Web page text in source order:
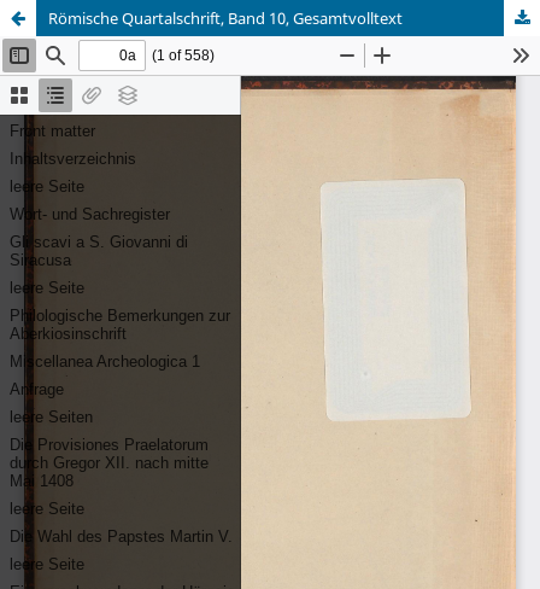
Römische Quartalschrift, Band 10, Gesamtvolltext